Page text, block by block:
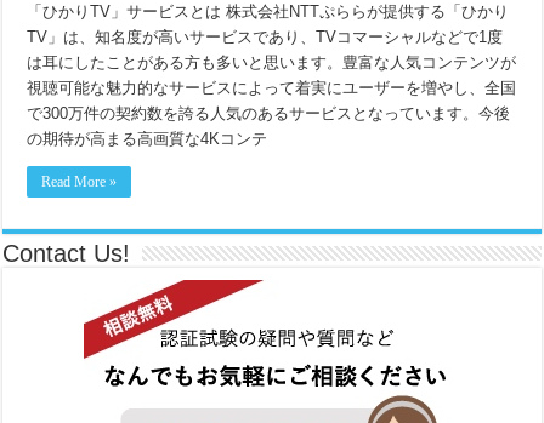
「ひかりTV」サービスとは 株式会社NTTぷららが提供する「ひかり
TV」は、知名度が高いサービスであり、TVコマーシャルなどで1度
は耳にしたことがある方も多いと思います。豊富な人気コンテンツが
視聴可能な魅力的なサービスによって着実にユーザーを増やし、全国
で300万件の契約数を誇る人気のあるサービスとなっています。今後
の期待が高まる高画質な4Kコンテ
Read More »
Contact Us!